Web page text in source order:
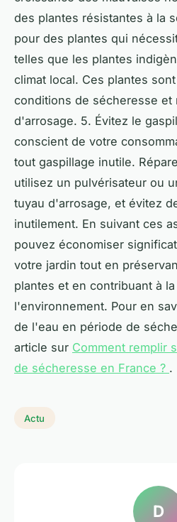
des plantes résistantes à la
pour des plantes qui
telles que les plantes
climat local. Ces plantes
conditions de sécheresse et
d'arrosage. 5. Évitez le
conscient de votre
tout gaspillage inutile.
utilisez un pulvérisateur ou
tuyau d'arrosage, et évitez
inutilement. En suivant ces
pouvez économiser
votre jardin tout en
plantes et en contribuant à
l'environnement. Pour en
de l'eau en période de
article sur Comment remplir
de sécheresse en France ? .
Actu
D